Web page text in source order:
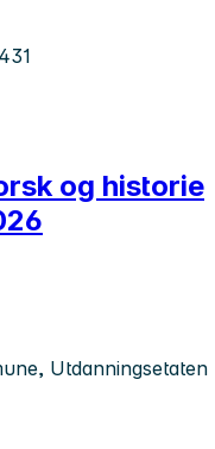
og historie
Utdanningsetaten